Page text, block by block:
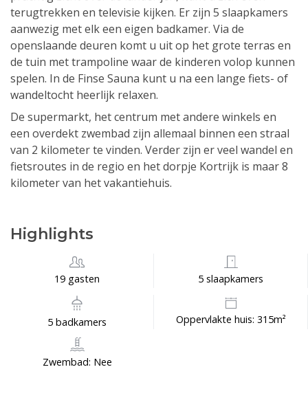
terugtrekken en televisie kijken. Er zijn 5 slaapkamers
aanwezig met elk een eigen badkamer. Via de
openslaande deuren komt u uit op het grote terras en
de tuin met trampoline waar de kinderen volop kunnen
spelen. In de Finse Sauna kunt u na een lange fiets- of
wandeltocht heerlijk relaxen.
De supermarkt, het centrum met andere winkels en
een overdekt zwembad zijn allemaal binnen een straal
van 2 kilometer te vinden. Verder zijn er veel wandel en
fietsroutes in de regio en het dorpje Kortrijk is maar 8
kilometer van het vakantiehuis.
Highlights
19 gasten 5 slaapkamers
5 badkamers Oppervlakte huis: 315m²
Zwembad: Nee